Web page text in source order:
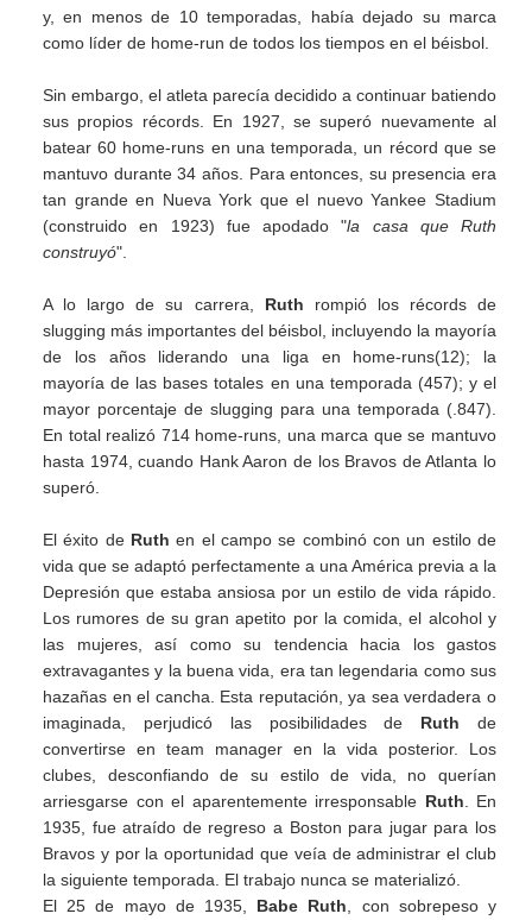
y, en menos de 10 temporadas, había dejado su marca
como líder de home-run de todos los tiempos en el béisbol.
Sin embargo, el atleta parecía decidido a continuar batiendo
sus propios récords. En 1927, se superó nuevamente al
batear 60 home-runs en una temporada, un récord que se
mantuvo durante 34 años. Para entonces, su presencia era
tan grande en Nueva York que el nuevo Yankee Stadium
(construido en 1923) fue apodado "la casa que Ruth
construyó".
A lo largo de su carrera, Ruth rompió los récords de
slugging más importantes del béisbol, incluyendo la mayoría
de los años liderando una liga en home-runs(12); la
mayoría de las bases totales en una temporada (457); y el
mayor porcentaje de slugging para una temporada (.847).
En total realizó 714 home-runs, una marca que se mantuvo
hasta 1974, cuando Hank Aaron de los Bravos de Atlanta lo
superó.
El éxito de Ruthen el campo se combinó con un estilo de
vida que se adaptó perfectamente a una América previa a la
Depresión que estaba ansiosa por un estilo de vida rápido.
Los rumores de su gran apetito por la comida, el alcohol y
las mujeres, así como su tendencia hacia los gastos
extravagantes y la buena vida, era tan legendaria como sus
hazañas en el cancha. Esta reputación, ya sea verdadera o
imaginada, perjudicó las posibilidades de Ruthde
convertirse en team manager en la vida posterior. Los
clubes, desconfiando de su estilo de vida, no querían
arriesgarse con el aparentemente irresponsable Ruth . En
1935, fue atraído de regreso a Boston para jugar para los
Bravos y por la oportunidad que veía de administrar el club
la siguiente temporada. El trabajo nunca se materializó.
El 25 de mayo de 1935, Babe Ruth , con sobrepeso y